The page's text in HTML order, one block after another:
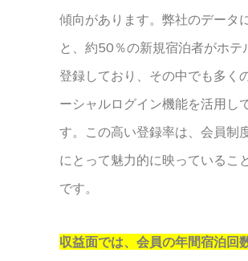
傾向があります。弊社のデータ
と、約50％の新規宿泊者がホテ
登録しており、その中でも多く
ーシャルログイン機能を活用し
す。この高い登録率は、会員制
にとって魅力的に映っているこ
です。
収益面では、会員の年間宿泊回